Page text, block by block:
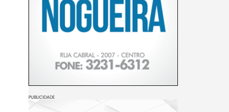
PUBLICIDADE